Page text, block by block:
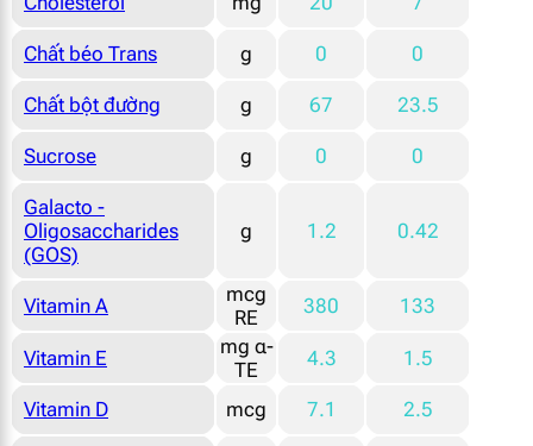
Chất béo Trans g 0 0
Chất bột đường g 67 23.5
Sucrose g 0 0
Galacto -
Oligosaccharides
(GOS)
g 1.2 0.42
Vitamin A
mcg
RE
380 133
Vitamin E
mg α-
TE
4.3 1.5
Vitamin D mcg 7.1 2.5